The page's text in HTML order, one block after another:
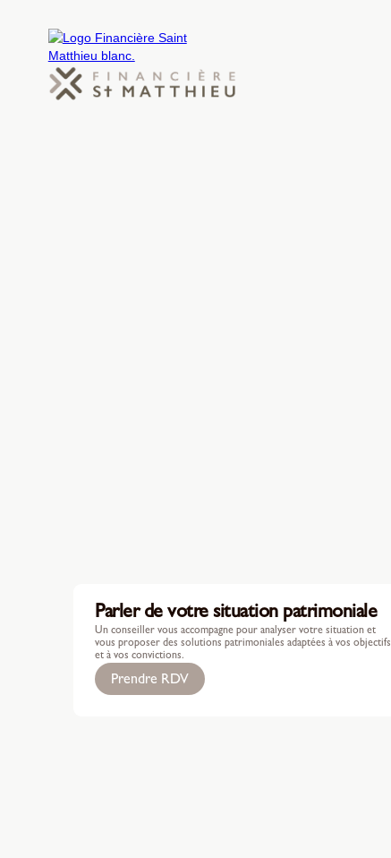
Parler de votre situation patrimoniale
Un conseiller vous accompagne pour analyser votre situation et
vous proposer des solutions patrimoniales adaptées à vos objectifs
et à vos convictions.
Prendre RDV